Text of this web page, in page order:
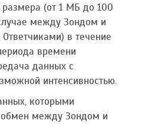
(от 1 МБ до 100
между Зондом и
в течение
времени
данных с
интенсивностью.
которыми
обмен между Зондом и